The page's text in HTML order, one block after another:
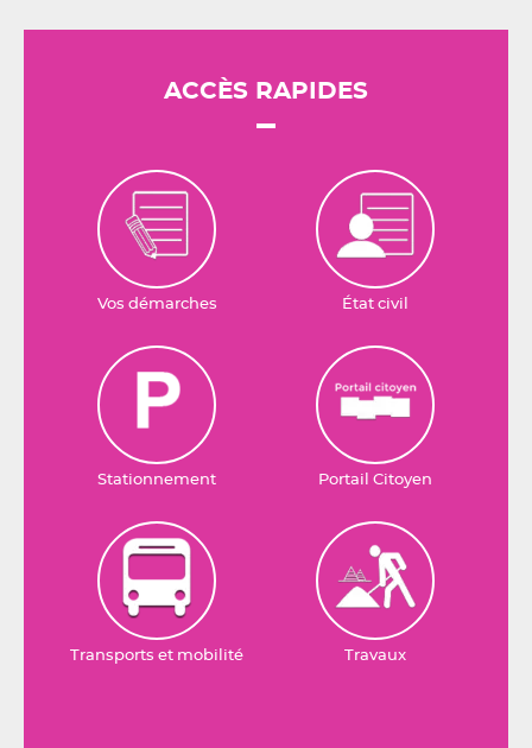
ACCÈS RAPIDES
Vos démarches État civil
Stationnement Portail Citoyen
Transports et mobilité Travaux